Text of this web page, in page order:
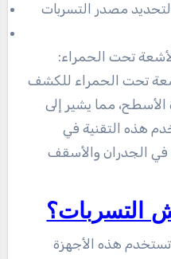
مصدر التسربات
تحت الحمراء:
تحت الحمراء للكشف
مما يشير إلى
هذه التقنية في
في الجدران والأسقف
التسربات؟
هذه الأجهزة